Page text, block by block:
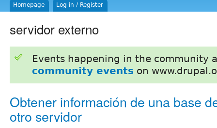
Homepage Log in / Register
servidor externo
Events happening in the community
community events on
Obtener información de una base
otro servidor